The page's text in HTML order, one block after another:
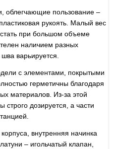
облегчающие пользование –
рукоять. Малый вес
при большом объеме
наличием разных
варьируется.
с элементами, покрытыми
герметичны благодаря
материалов. Из-за этой
строго дозируется, а части
внутренняя начинка
– игольчатый клапан,